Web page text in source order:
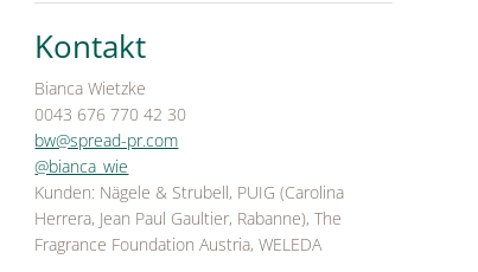
Kontakt
Bianca Wietzke
0043 676 770 42 30
bw@spread-pr.com
@bianca_wie
Kunden: Nägele & Strubell, PUIG (Carolina
Herrera, Jean Paul Gaultier, Rabanne), The
Fragrance Foundation Austria, WELEDA